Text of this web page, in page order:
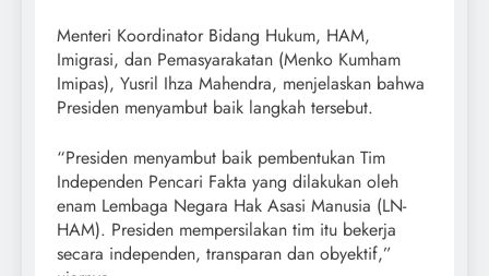
Menteri Koordinator Bidang Hukum, HAM,
Imigrasi, dan Pemasyarakatan (Menko Kumham
Imipas), Yusril Ihza Mahendra, menjelaskan bahwa
Presiden menyambut baik langkah tersebut.
“Presiden menyambut baik pembentukan Tim
Independen Pencari Fakta yang dilakukan oleh
enam Lembaga Negara Hak Asasi Manusia (LN-
HAM). Presiden mempersilakan tim itu bekerja
secara independen, transparan dan obyektif,”